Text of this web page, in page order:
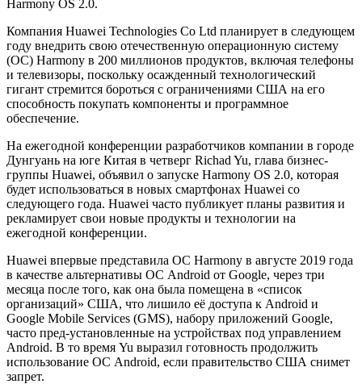
Harmony OS 2.0.
Компания Huawei Technologies Co Ltd планирует в следующем
году внедрить свою отечественную операционную систему
(ОС) Harmony в 200 миллионов продуктов, включая телефоны
и телевизоры, поскольку осажденный технологический
гигант стремится бороться с ограничениями США на его
способность покупать компоненты и программное
обеспечение.
На ежегодной конференции разработчиков компании в городе
Дунгуань на юге Китая в четверг Richad Yu, глава бизнес-
группы Huawei, объявил о запуске Harmony OS 2.0, которая
будет использоваться в новых смартфонах Huawei со
следующего года. Huawei часто публикует планы развития и
рекламирует свои новые продукты и технологии на
ежегодной конференции.
Huawei впервые представила ОС Harmony в августе 2019 года
в качестве альтернативы ОС Android от Google, через три
месяца после того, как она была помещена в «список
организаций» США, что лишило её доступа к Android и
Google Mobile Services (GMS), набору приложений Google,
часто пред-установленные на устройствах под управлением
Android. В то время Yu выразил готовность продолжить
использование ОС Android, если правительство США снимет
запрет.